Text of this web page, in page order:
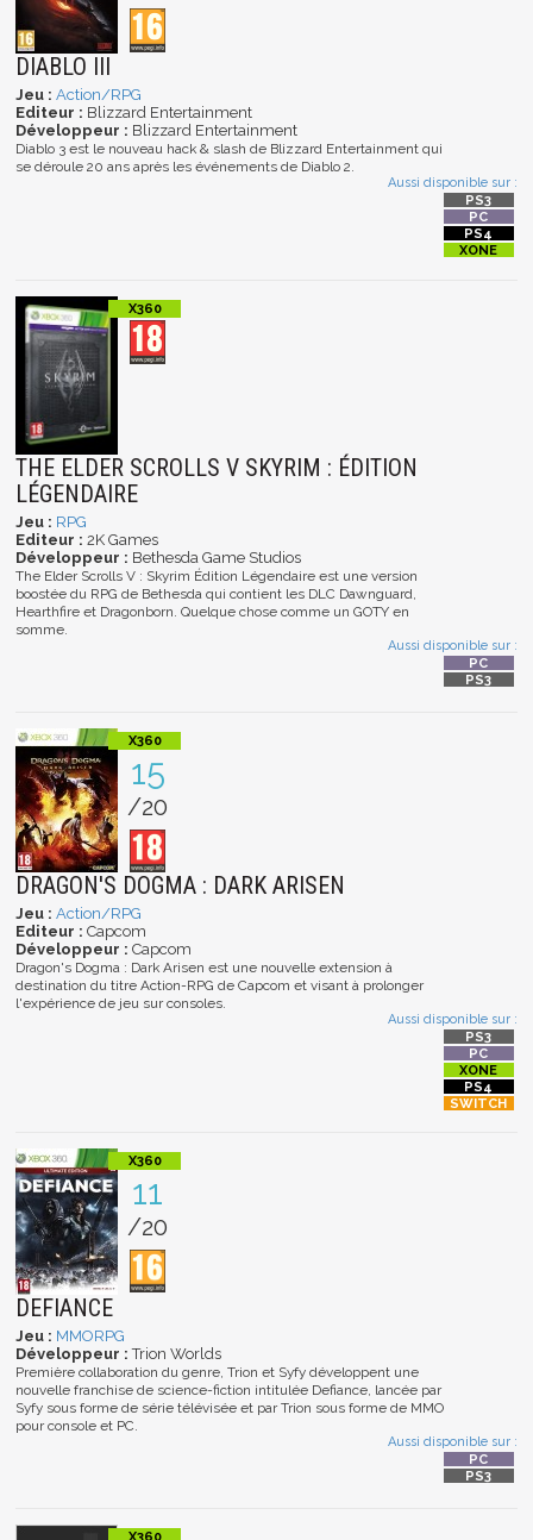
DIABLO III
Jeu : Action/RPG
Editeur : Blizzard Entertainment
Développeur : Blizzard Entertainment
Diablo 3 est le nouveau hack & slash de Blizzard Entertainment qui
se déroule 20 ans après les événements de Diablo 2.
Aussi disponible sur :
THE ELDER SCROLLS V SKYRIM : ÉDITION
LÉGENDAIRE
Jeu : RPG
Editeur : 2K Games
Développeur : Bethesda Game Studios
The Elder Scrolls V : Skyrim Édition Légendaire est une version
boostée du RPG de Bethesda qui contient les DLC Dawnguard,
Hearthfire et Dragonborn. Quelque chose comme un GOTY en
somme.
Aussi disponible sur :
15
/20
DRAGON'S DOGMA : DARK ARISEN
Jeu : Action/RPG
Editeur : Capcom
Développeur : Capcom
Dragon's Dogma : Dark Arisen est une nouvelle extension à
destination du titre Action-RPG de Capcom et visant à prolonger
l'expérience de jeu sur consoles.
Aussi disponible sur :
11
/20
DEFIANCE
Jeu : MMORPG
Développeur : Trion Worlds
Première collaboration du genre, Trion et Syfy développent une
nouvelle franchise de science-fiction intitulée Defiance, lancée par
Syfy sous forme de série télévisée et par Trion sous forme de MMO
pour console et PC.
Aussi disponible sur :